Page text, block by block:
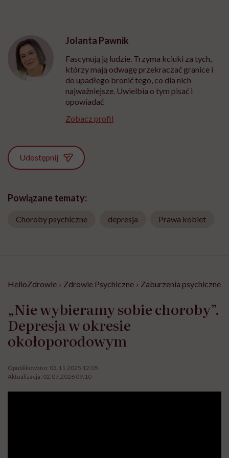
Jolanta Pawnik
Fascynują ją ludzie. Trzyma kciuki za tych,
którzy mają odwagę przekraczać granice i
do upadłego bronić tego, co dla nich
najważniejsze. Uwielbia o tym pisać i
opowiadać
Zobacz profil
Udostępnij
Powiązane tematy:
Choroby psychiczne depresja Prawa kobiet
HelloZdrowie › Zdrowie Psychiczne › Zaburzenia psychiczne
„Nie wybieramy sobie choroby”.
Depresja w okresie
okołoporodowym
Opublikowano: 03.11.2025 12:05
Aktualizacja: 02.07.2026 09:10